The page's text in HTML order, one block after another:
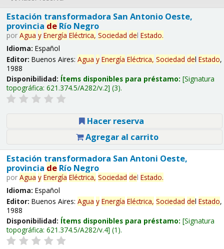
Estación transformadora San Antonio Oeste,
provincia deRío Negro
por Agua y Energía Eléctrica, Sociedad del Estado.
Idioma: Español
Editor: Buenos Aires: Agua y Energía Eléctrica, Sociedad del Estado,
1988
Disponibilidad: Ítems disponibles para préstamo: Signatura
topográfica: 621.374.5/A282/v.2 (3).
Hacer reserva
Agregar al carrito
Estación transformadora San Antoni Oeste,
provincia deRío Negro
por Agua y Energía Eléctrica, Sociedad del Estado.
Idioma: Español
Editor: Buenos Aires: Agua y Energía Eléctrica, Sociedad del Estado,
1988
Disponibilidad: Ítems disponibles para préstamo: Signatura
topográfica: 621.374.5/A282/v.4 (1).